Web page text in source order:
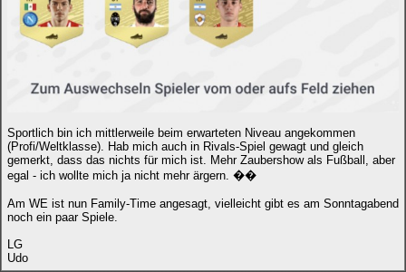
Sportlich bin ich mittlerweile beim erwarteten Niveau angekommen
(Profi/Weltklasse). Hab mich auch in Rivals-Spiel gewagt und gleich
gemerkt, dass das nichts für mich ist. Mehr Zaubershow als Fußball, aber
egal - ich wollte mich ja nicht mehr ärgern. ��
Am WE ist nun Family-Time angesagt, vielleicht gibt es am Sonntagabend
noch ein paar Spiele.
LG
Udo